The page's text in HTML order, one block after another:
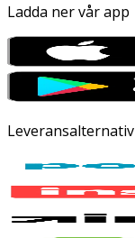
Ladda ner vår app
Leveransalternativ